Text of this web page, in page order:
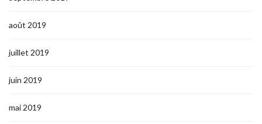
août 2019
juillet 2019
juin 2019
mai 2019